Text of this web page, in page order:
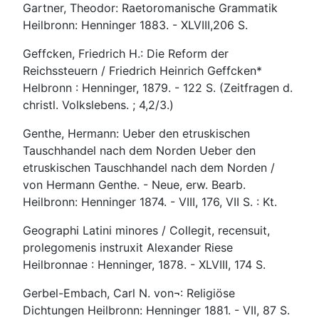
Gartner, Theodor: Raetoromanische Grammatik
Heilbronn: Henninger 1883. - XLVIII,206 S.
Geffcken, Friedrich H.: Die Reform der
Reichssteuern / Friedrich Heinrich Geffcken*
Helbronn : Henninger, 1879. - 122 S. (Zeitfragen d.
christl. Volkslebens. ; 4,2/3.)
Genthe, Hermann: Ueber den etruskischen
Tauschhandel nach dem Norden Ueber den
etruskischen Tauschhandel nach dem Norden /
von Hermann Genthe. - Neue, erw. Bearb.
Heilbronn: Henninger 1874. - VIII, 176, VII S. : Kt.
Geographi Latini minores / Collegit, recensuit,
prolegomenis instruxit Alexander Riese
Heilbronnae : Henninger, 1878. - XLVIII, 174 S.
Gerbel-Embach, Carl N. von¬: Religiöse
Dichtungen Heilbronn: Henninger 1881. - VII, 87 S.